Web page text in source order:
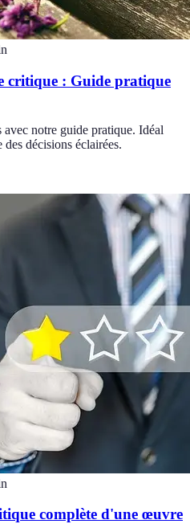
critique : Guide pratique
notre guide pratique. Idéal
décisions éclairées.
complète d'une œuvre